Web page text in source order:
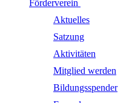
Förderverein
Aktuelles
Satzung
Aktivitäten
Mitglied werden
Bildungsspender